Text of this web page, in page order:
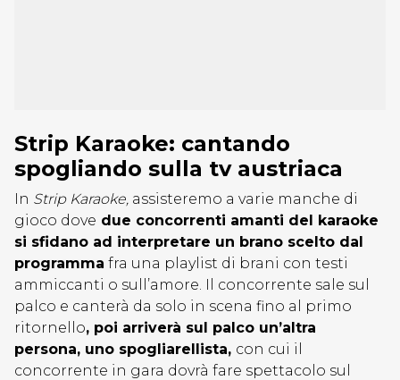
Strip Karaoke: cantando
spogliando sulla tv austriaca
In Strip Karaoke, assisteremo a varie manche di
gioco dove due concorrenti amanti del karaoke
si sfidano ad interpretare un brano scelto dal
programma fra una playlist di brani con testi
ammiccanti o sull’amore. Il concorrente sale sul
palco e canterà da solo in scena fino al primo
ritornello, poi arriverà sul palco un’altra
persona, uno spogliarellista, con cui il
concorrente in gara dovrà fare spettacolo sul